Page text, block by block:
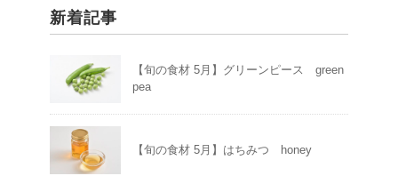
新着記事
【旬の食材 5月】グリーンピース green
pea
【旬の食材 5月】はちみつ honey